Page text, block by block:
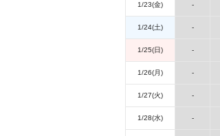
1/23(金) -
1/24(土) -
1/25(日) -
1/26(月) -
1/27(火) -
1/28(水) -